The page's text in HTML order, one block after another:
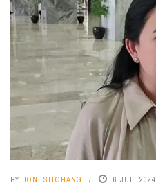
BY JONI SITOHANG 6 JULI 2024